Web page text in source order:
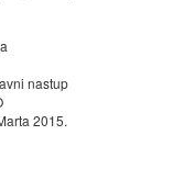
nastup
2015.